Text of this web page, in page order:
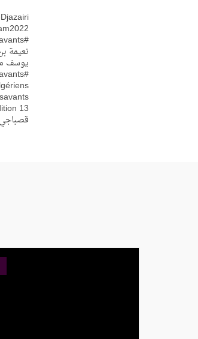
#Oui_l_Algérie_a_ses_savants #وسام_العالم_الجزائري #نعم_للجزائر
نعيمة
يوسف
#Oui_l_Algérie_a_ses_savants #وسام_العالم_الجزائري #نعم_للجزائر_علماؤها #algeria #الجزائر
13